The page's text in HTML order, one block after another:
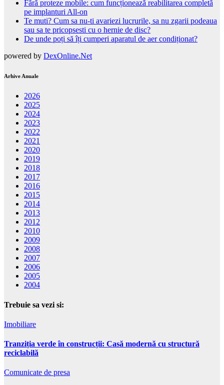
Fără proteze mobile: cum funcționează reabilitarea completă
pe implanturi All-on
Te muti? Cum sa nu-ti avariezi lucrurile, sa nu zgarii podeaua
sau sa te pricopsesti cu o hernie de disc?
De unde poți să îți cumperi aparatul de aer condiționat?
powered by DexOnline.Net
Arhive Anuale
2026
2025
2024
2023
2022
2021
2020
2019
2018
2017
2016
2015
2014
2013
2012
2010
2009
2008
2007
2006
2005
2004
Trebuie sa vezi si:
Imobiliare
Tranziția verde în construcții: Casă modernă cu structură
reciclabilă
Comunicate de presa